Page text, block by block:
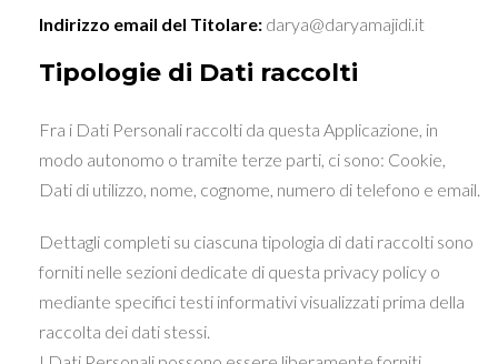
Indirizzo email del Titolare: darya@daryamajidi.it
Tipologie di Dati raccolti
Fra i Dati Personali raccolti da questa Applicazione, in
modo autonomo o tramite terze parti, ci sono: Cookie,
Dati di utilizzo, nome, cognome, numero di telefono e email.
Dettagli completi su ciascuna tipologia di dati raccolti sono
forniti nelle sezioni dedicate di questa privacy policy o
mediante specifici testi informativi visualizzati prima della
raccolta dei dati stessi.